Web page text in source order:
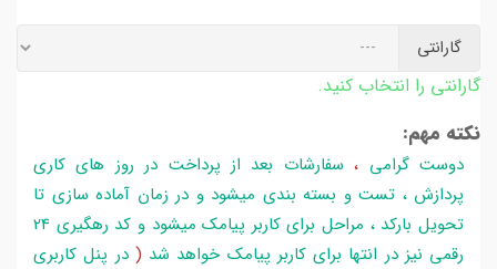
گارانتی
گارانتی را انتخاب کنید.
نکته مهم:
دوست گرامی ،سفارشات بعد از پرداخت در روز های کاری
پردازش ، تست و بسته بندی میشود و در زمان آماده سازی تا
تحویل بارکد ، مراحل برای کاربر پیامک میشود و کد رهگیری 24
رقمی نیز در انتها برای کاربر پیامک خواهد شد ( در پنل کاربری